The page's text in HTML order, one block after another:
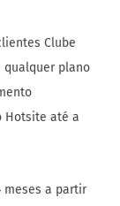
Clube
qualquer plano
Hotsite até a
meses a partir